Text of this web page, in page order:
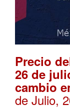
Precio
26 de
cambio
de Julio,